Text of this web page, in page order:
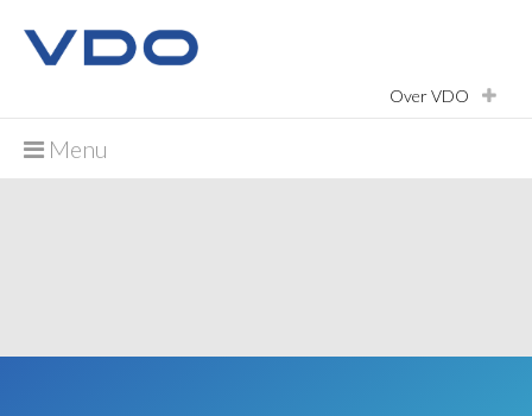
Over VDO
Menu